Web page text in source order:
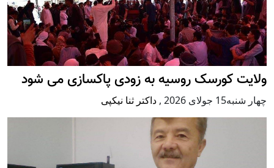
ولایت کورسک روسیه به زودی پاکسازی می شود
چهار شنبه15 جولای 2026 , داکتر ثنا نیکپی